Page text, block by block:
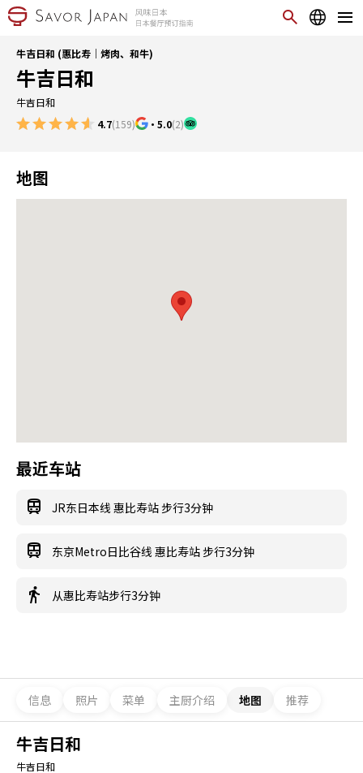
牛吉日和 (惠比寿｜烤肉、和牛)
牛吉日和
牛吉日和
4.7(159) ・ 5.0(2)
地图
最近车站
JR东日本线 惠比寿站 步行3分钟
东京Metro日比谷线 惠比寿站 步行3分钟
从惠比寿站步行3分钟
信息 照片 菜单 主厨介绍 地图 推荐
牛吉日和
牛吉日和